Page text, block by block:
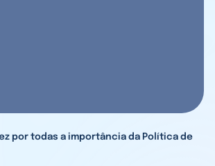
por todas a importância da Política de